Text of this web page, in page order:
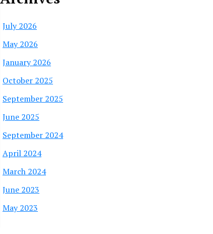
July 2026
May 2026
January 2026
October 2025
September 2025
June 2025
September 2024
April 2024
March 2024
June 2023
May 2023